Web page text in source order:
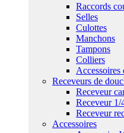
Raccords
Selles
Culottes
Manchons
Tampons
Colliers
Accessoires
Receveurs de
Receveur
Receveur 1/
Receveur
Accessoires